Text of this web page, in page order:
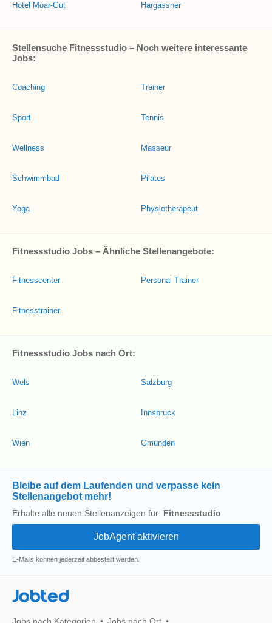
Hotel Moar-Gut Hargassner
Stellensuche Fitnessstudio – Noch weitere interessante
Jobs:
Coaching
Sport
Wellness
Schwimmbad
Yoga
Trainer
Tennis
Masseur
Pilates
Physiotherapeut
Fitnessstudio Jobs – Ähnliche Stellenangebote:
Fitnesscenter
Fitnesstrainer
Personal Trainer
Fitnessstudio Jobs nach Ort:
Wels
Linz
Wien
Salzburg
Innsbruck
Gmunden
Bleibe auf dem Laufenden und verpasse kein
Stellenangebot mehr!
Erhalte alle neuen Stellenanzeigen für: Fitnessstudio
E-Mails können jederzeit abbestellt werden.
Jobted